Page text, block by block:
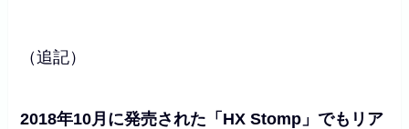
（追記）
2018年10月に発売された「HX Stomp」でもリア